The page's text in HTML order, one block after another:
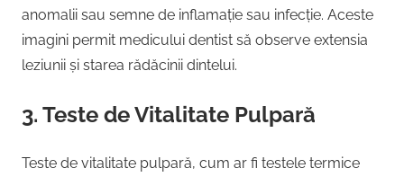
anomalii sau semne de inflamație sau infecție. Aceste
imagini permit medicului dentist să observe extensia
leziunii și starea rădăcinii dintelui.
3. Teste de Vitalitate Pulpară
Teste de vitalitate pulpară, cum ar fi testele termice